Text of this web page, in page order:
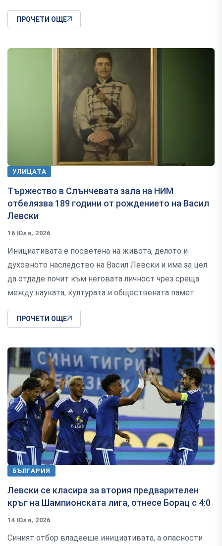
ПРОЧЕТИ ОЩЕ
УЛИЦАТА
Тържество в Слънчевата зала на НИМ
отбелязва 189 години от рождението на Васил
Левски
16 Юли, 2026
Инициативата е посветена на живота, делото и
духовното наследство на Васил Левски и има за цел
да отдаде почит към неговата личност чрез среща
между науката, културата и обществената памет
ПРОЧЕТИ ОЩЕ
БЪЛГАРИЯ
Левски се класира за втория предварителен
кръг на Шампионската лига, отнесе Борац с 4:0
14 Юли, 2026
Синият отбор владееше инициативата, а опасности